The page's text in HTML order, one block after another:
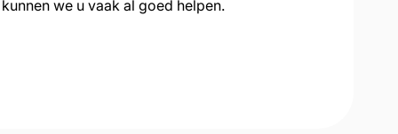
we u vaak al goed helpen.